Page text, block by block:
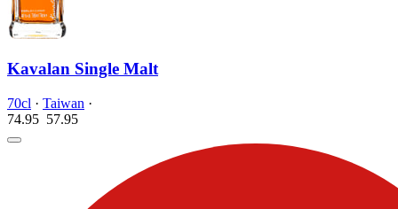
Kavalan Single Malt
70cl · Taiwan ·
74.95 57.95